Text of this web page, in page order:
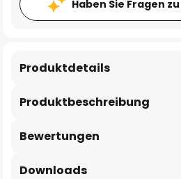
Haben Sie Fragen
Produktbeschreibung
Produktdetails
Bewertungen
Downloads